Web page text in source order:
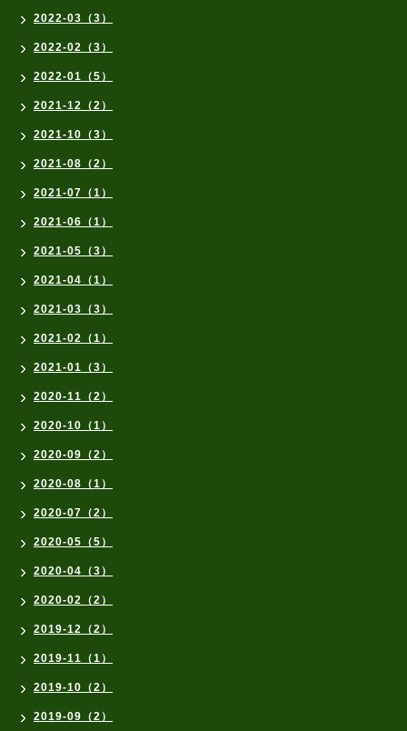
2022-03（3）
2022-02（3）
2022-01（5）
2021-12（2）
2021-10（3）
2021-08（2）
2021-07（1）
2021-06（1）
2021-05（3）
2021-04（1）
2021-03（3）
2021-02（1）
2021-01（3）
2020-11（2）
2020-10（1）
2020-09（2）
2020-08（1）
2020-07（2）
2020-05（5）
2020-04（3）
2020-02（2）
2019-12（2）
2019-11（1）
2019-10（2）
2019-09（2）